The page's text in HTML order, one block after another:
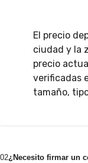
El precio
ciudad y la
precio
verificadas
tamaño,
02¿Necesito firmar un